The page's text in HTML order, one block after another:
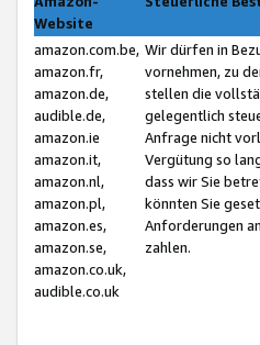
Website
amazon.com.be,
amazon.fr,
amazon.de,
audible.de,
amazon.ie
amazon.it,
amazon.nl,
amazon.pl,
amazon.es,
amazon.se,
amazon.co.uk,
audible.co.uk
Wir dürfen in
vornehmen, zu
stellen die
gelegentlich
Anfrage nicht
Vergütung so
dass wir Sie
könnten Sie
Anforderungen
zahlen.